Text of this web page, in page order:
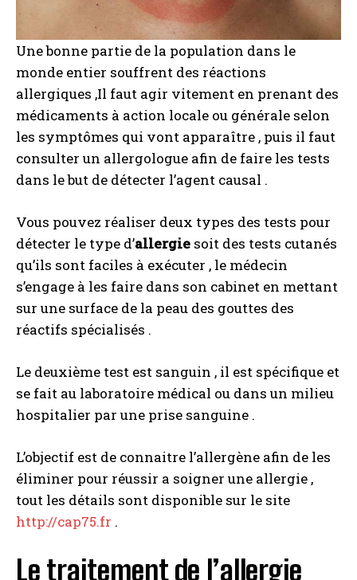
Une bonne partie de la population dans le
monde entier souffrent des réactions
allergiques ,Il faut agir vitement en prenant des
médicaments à action locale ou générale selon
les symptômes qui vont apparaître , puis il faut
consulter un allergologue afin de faire les tests
dans le but de détecter l’agent causal .
Vous pouvez réaliser deux types des tests pour
détecter le type d’allergie soit des tests cutanés
qu’ils sont faciles à exécuter , le médecin
s’engage à les faire dans son cabinet en mettant
sur une surface de la peau des gouttes des
réactifs spécialisés .
Le deuxième test est sanguin , il est spécifique et
se fait au laboratoire médical ou dans un milieu
hospitalier par une prise sanguine .
L’objectif est de connaitre l’allergène afin de les
éliminer pour réussir a soigner une allergie ,
tout les détails sont disponible sur le site
http://cap75.fr .
Le traitement de l’allergie